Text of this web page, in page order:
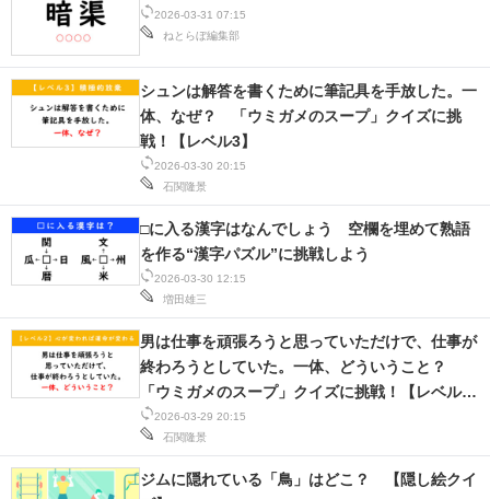
2026-03-31 07:15
ねとらぼ編集部
2026-03-30 20:15
石関隆景
シュンは解答を書くために筆記具を手放した。一
体、なぜ？ 「ウミガメのスープ」クイズに挑
戦！【レベル3】
2026-03-30 12:15
増田雄三
□に入る漢字はなんでしょう 空欄を埋めて熟語
を作る“漢字パズル”に挑戦しよう
2026-03-29 20:15
石関隆景
男は仕事を頑張ろうと思っていただけで、仕事が
終わろうとしていた。一体、どういうこと？
「ウミガメのスープ」クイズに挑戦！【レベル
2】
ジムに隠れている「鳥」はどこ？ 【隠し絵クイ